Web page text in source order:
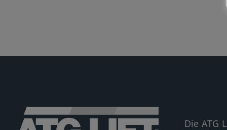
Die ATG